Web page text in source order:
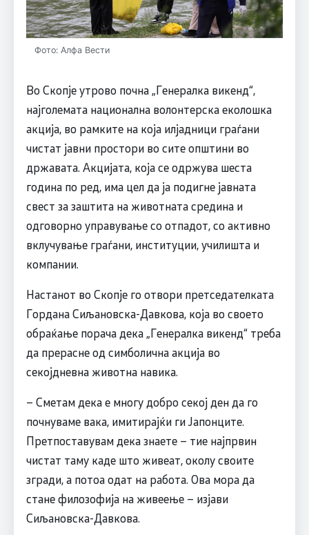
Фото: Алфа Вести
Во Скопје утрово почна „Генералка викенд“,
најголемата национална волонтерска еколошка
акција, во рамките на која илјадници граѓани
чистат јавни простори во сите општини во
државата. Акцијата, која се одржува шеста
година по ред, има цел да ја подигне јавната
свест за заштита на животната средина и
одговорно управување со отпадот, со активно
вклучување граѓани, институции, училишта и
компании.
Настанот во Скопје го отвори претседателката
Гордана Сиљановска-Давкова, која во своето
обраќање порача дека „Генералка викенд“ треба
да прерасне од симболична акција во
секојдневна животна навика.
– Сметам дека е многу добро секој ден да го
почнуваме вака, имитирајќи ги Јапонците.
Претпоставувам дека знаете – тие најпрвин
чистат таму каде што живеат, околу своите
згради, а потоа одат на работа. Ова мора да
стане филозофија на живеење – изјави
Сиљановска-Давкова.